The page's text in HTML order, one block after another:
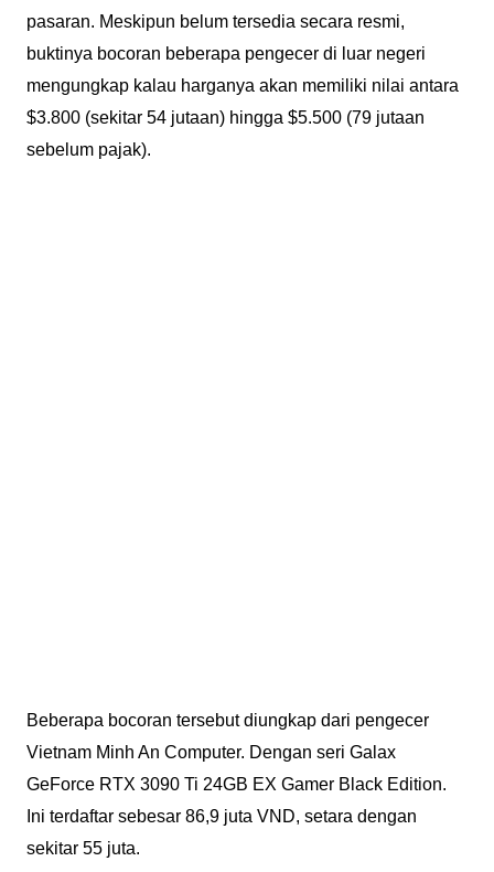
pasaran. Meskipun belum tersedia secara resmi,
buktinya bocoran beberapa pengecer di luar negeri
mengungkap kalau harganya akan memiliki nilai antara
$3.800 (sekitar 54 jutaan) hingga $5.500 (79 jutaan
sebelum pajak).
Beberapa bocoran tersebut diungkap dari pengecer
Vietnam Minh An Computer. Dengan seri Galax
GeForce RTX 3090 Ti 24GB EX Gamer Black Edition.
Ini terdaftar sebesar 86,9 juta VND, setara dengan
sekitar 55 juta.